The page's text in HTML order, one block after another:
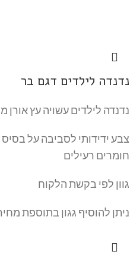
נדנדה לילדים דגם בר
נדנדה לילדים עשויה עץ אורן
צבע ידידותי לסביבה על
חומרים רעילים
גוון לפי בקשת הלקוח
ניתן להוסיף גגון בתוספת